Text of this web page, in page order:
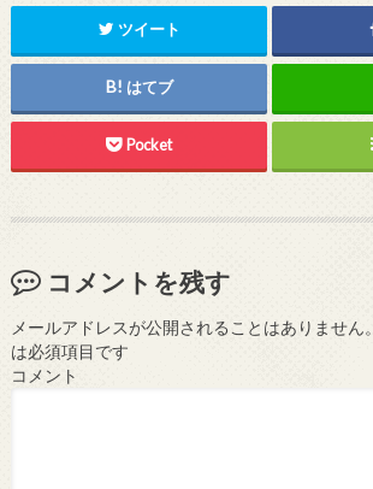
ツイート
はてブ
Pocket
コメントを残す
メールアドレスが公開されることはありません。
は必須項目です
コメント